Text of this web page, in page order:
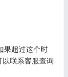
果超过这个时
联系客服查询